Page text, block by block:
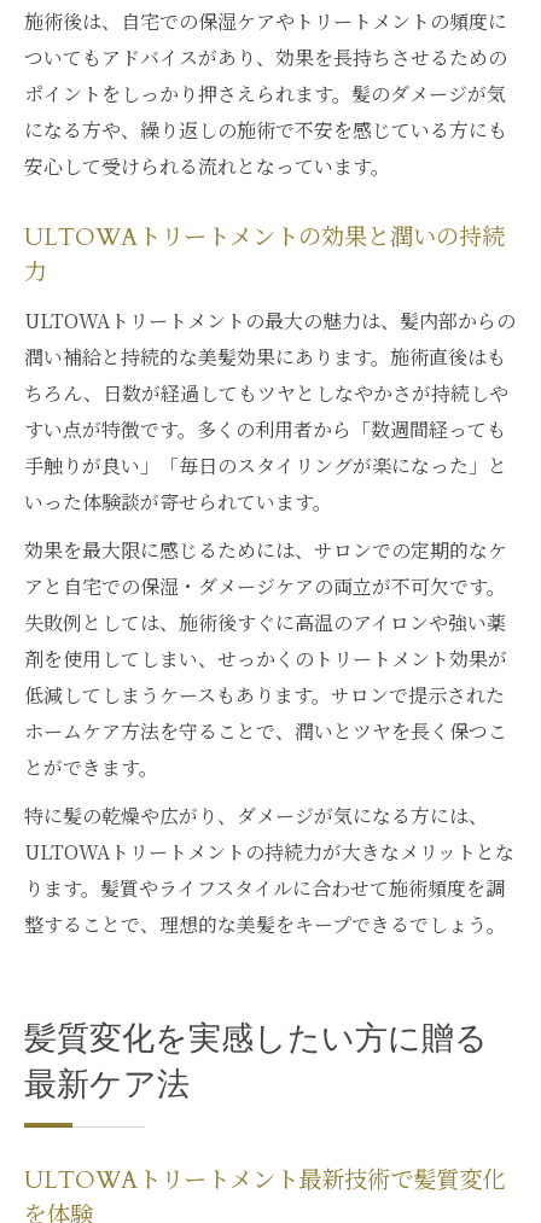
施術後は、自宅での保湿ケアやトリートメントの頻度に
ついてもアドバイスがあり、効果を長持ちさせるための
ポイントをしっかり押さえられます。髪のダメージが気
になる方や、繰り返しの施術で不安を感じている方にも
安心して受けられる流れとなっています。
ULTOWAトリートメントの効果と潤いの持続
力
ULTOWAトリートメントの最大の魅力は、髪内部からの
潤い補給と持続的な美髪効果にあります。施術直後はも
ちろん、日数が経過してもツヤとしなやかさが持続しや
すい点が特徴です。多くの利用者から「数週間経っても
手触りが良い」「毎日のスタイリングが楽になった」と
いった体験談が寄せられています。
効果を最大限に感じるためには、サロンでの定期的なケ
アと自宅での保湿・ダメージケアの両立が不可欠です。
失敗例としては、施術後すぐに高温のアイロンや強い薬
剤を使用してしまい、せっかくのトリートメント効果が
低減してしまうケースもあります。サロンで提示された
ホームケア方法を守ることで、潤いとツヤを長く保つこ
とができます。
特に髪の乾燥や広がり、ダメージが気になる方には、
ULTOWAトリートメントの持続力が大きなメリットとな
ります。髪質やライフスタイルに合わせて施術頻度を調
整することで、理想的な美髪をキープできるでしょう。
髪質変化を実感したい方に贈る
最新ケア法
ULTOWAトリートメント最新技術で髪質変化
を体験